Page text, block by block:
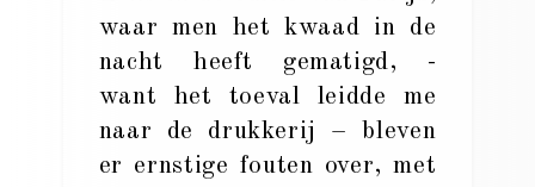
waar men het kwaad in de
nacht heeft gematigd, -
want het toeval leidde me
naar de drukkerij – bleven
er ernstige fouten over, met